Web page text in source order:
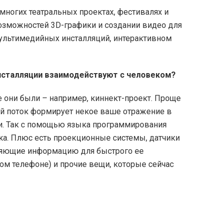
театральных проектах, фестивалях и
3D-графики и создании видео для
инсталляций, интерактивном
взаимодействуют с человеком?
они были – например, киннект-проект. Проще
поток формирует некое ваше отражение в
Так с помощью языка программирования
Плюс есть проекционные системы, датчики
информацию для быстрого ее
телефоне) и прочие вещи, которые сейчас